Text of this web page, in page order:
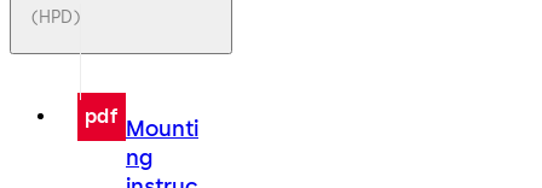
(HPD)
pdf Mounti
ng